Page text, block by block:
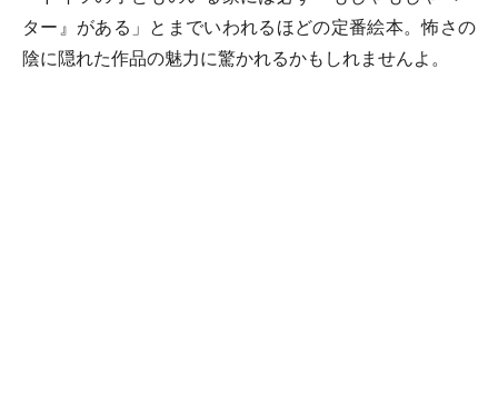
ター』がある」とまでいわれるほどの定番絵本。怖さの
陰に隠れた作品の魅力に驚かれるかもしれませんよ。